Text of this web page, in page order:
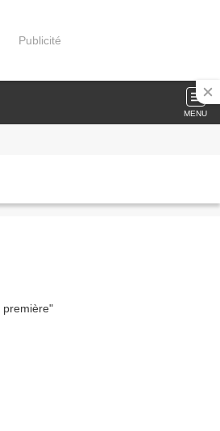
Publicité
MENU